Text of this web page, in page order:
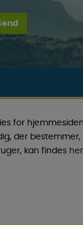
VORES KUNDER
SVERIGE
for
der
kan findes her